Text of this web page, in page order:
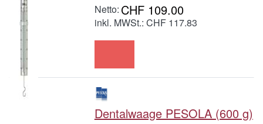
CHF 109.00
inkl. MWSt.: CHF 117.83
Dentalwaage PESOLA (600 g)